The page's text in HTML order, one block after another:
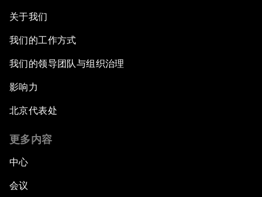
关于我们
我们的工作方式
我们的领导团队与组织治理
影响力
北京代表处
更多内容
中心
会议